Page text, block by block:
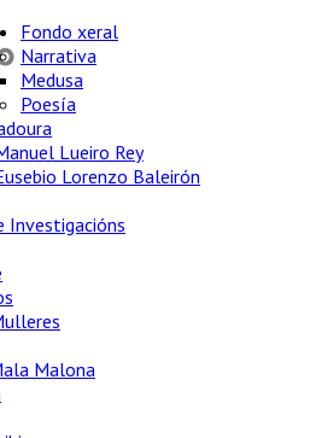
Fondo xeral
Narrativa
Medusa
Poesía
Lueiro Rey
Lorenzo Baleirón
Investigacións
Malona